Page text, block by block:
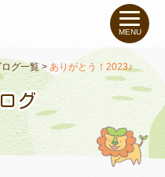
〜６才）
さま
MENU
グ一覧>ありがとう！2023♪
グ